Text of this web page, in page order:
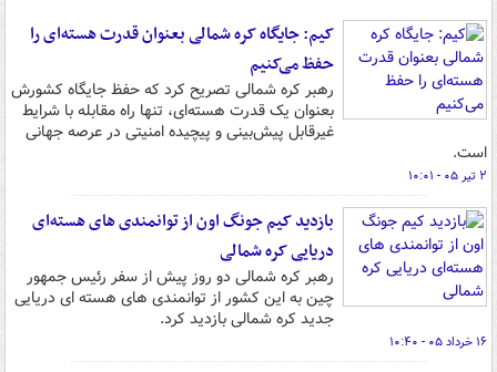
کیم: جایگاه کره شمالی بعنوان قدرت هسته‌ای را
حفظ می‌کنیم
رهبر کره شمالی تصریح کرد که حفظ جایگاه کشورش
بعنوان یک قدرت هسته‌ای، تنها راه مقابله با شرایط
غیرقابل پیش‌بینی و پیچیده امنیتی در عرصه جهانی
است.
۲ تیر ۰۵ - ۱۰:۰۱
بازدید کیم جونگ اون از توانمندی های هسته‌ای
دریایی کره شمالی
رهبر کره شمالی دو روز پیش از سفر رئیس جمهور
چین به این کشور از توانمندی های هسته ای دریایی
جدید کره شمالی بازدید کرد.
۱۶ خرداد ۰۵ - ۱۰:۴۰